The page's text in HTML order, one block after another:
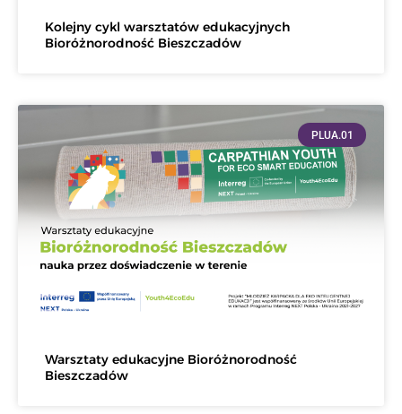
Kolejny cykl warsztatów edukacyjnych
Bioróżnorodność Bieszczadów
PLUA.01
Warsztaty edukacyjne Bioróżnorodność
Bieszczadów